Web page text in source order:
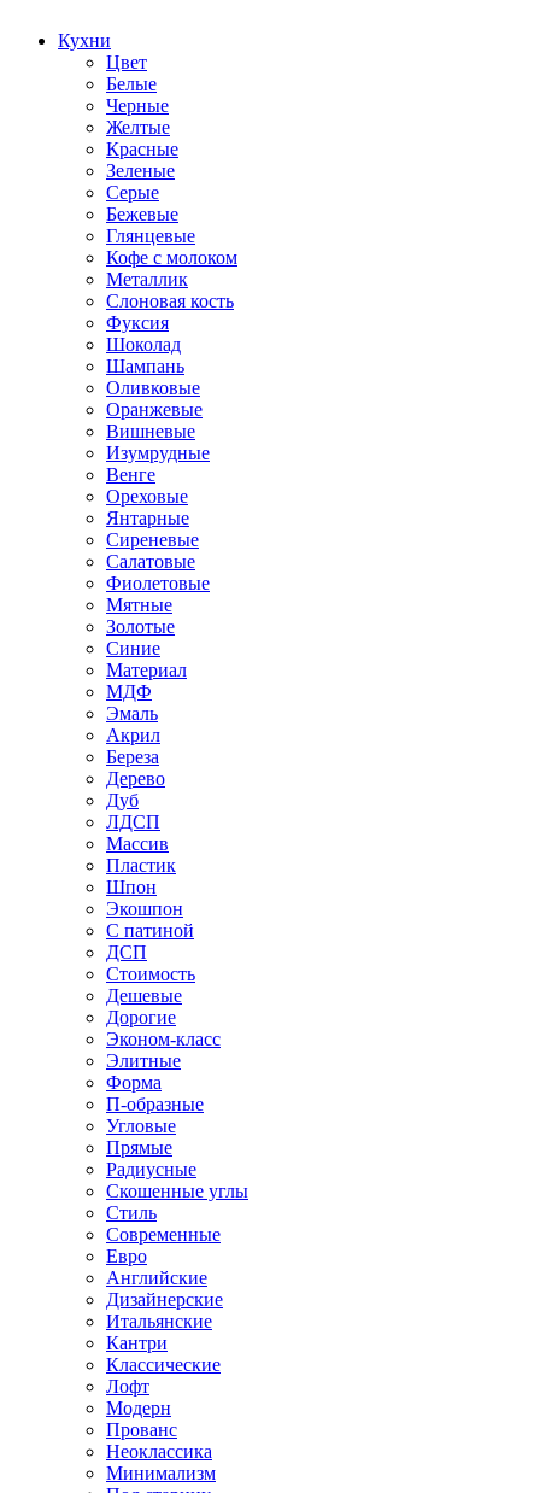
Кухни
Цвет
Белые
Черные
Желтые
Красные
Зеленые
Серые
Бежевые
Глянцевые
Кофе с молоком
Металлик
Слоновая кость
Фуксия
Шоколад
Шампань
Оливковые
Оранжевые
Вишневые
Изумрудные
Венге
Ореховые
Янтарные
Сиреневые
Салатовые
Фиолетовые
Мятные
Золотые
Синие
Материал
МДФ
Эмаль
Акрил
Береза
Дерево
Дуб
ЛДСП
Массив
Пластик
Шпон
Экошпон
С патиной
ДСП
Стоимость
Дешевые
Дорогие
Эконом-класс
Элитные
Форма
П-образные
Угловые
Прямые
Радиусные
Скошенные углы
Стиль
Современные
Евро
Английские
Дизайнерские
Итальянские
Кантри
Классические
Лофт
Модерн
Прованс
Неоклассика
Минимализм